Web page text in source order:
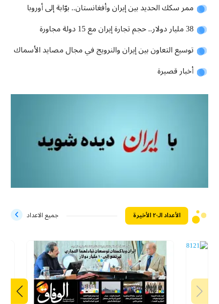
ممر سكك الحديد بين إيران وأفغانستان.. بوّابة إلى أوروبا
38 مليار دولار.. حجم تجارة إيران مع 15 دولة مجاورة
توسیع التعاون بين إيران والنرويج في مجال مصايد الأسماك
أخبار قصيرة
الأعداد الـ۲۰ الأخيرة جميع الاعداد